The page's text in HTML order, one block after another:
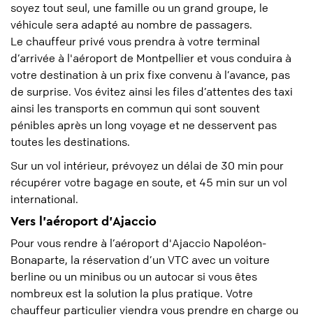
soyez tout seul, une famille ou un grand groupe, le
véhicule sera adapté au nombre de passagers.
Le chauffeur privé vous prendra à votre terminal
d’arrivée à l'aéroport de Montpellier et vous conduira à
votre destination à un prix fixe convenu à l’avance, pas
de surprise. Vos évitez ainsi les files d’attentes des taxi
ainsi les transports en commun qui sont souvent
pénibles après un long voyage et ne desservent pas
toutes les destinations.
Sur un vol intérieur, prévoyez un délai de 30 min pour
récupérer votre bagage en soute, et 45 min sur un vol
international.
Vers l'aéroport d'Ajaccio
Pour vous rendre à l’aéroport d'Ajaccio Napoléon-
Bonaparte, la réservation d’un VTC avec un voiture
berline ou un minibus ou un autocar si vous êtes
nombreux est la solution la plus pratique. Votre
chauffeur particulier viendra vous prendre en charge ou